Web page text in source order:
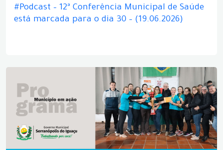
#Podcast – 12ª Conferência Municipal de Saúde
está marcada para o dia 30 – (19.06.2026)